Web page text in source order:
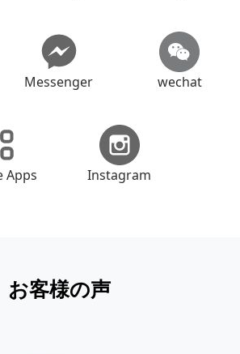
Messenger wechat
Apps Instagram
お客様の声